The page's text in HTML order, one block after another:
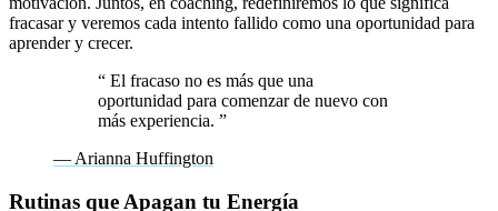
fracasar y veremos cada intento fallido como una oportunidad para
aprender y crecer.
“ El fracaso no es más que una
oportunidad para comenzar de nuevo con
más experiencia. ”
— Arianna Huffington
Rutinas que Apagan tu Energía